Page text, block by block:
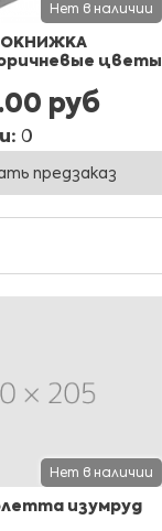
Нет в наличии
цветы
руб
0
предзаказ
Нет в наличии
изумруд